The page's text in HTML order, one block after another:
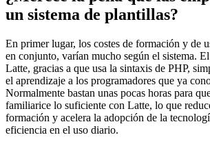
un sistema de plantillas?
En primer lugar, los costes de formación y de
en conjunto, varían mucho según el sistema.
Latte, gracias a que usa la sintaxis de PHP,
el aprendizaje a los programadores que ya
Normalmente bastan unas pocas horas para
familiarice lo suficiente con Latte, lo que
formación y acelera la adopción de la
eficiencia en el uso diario.